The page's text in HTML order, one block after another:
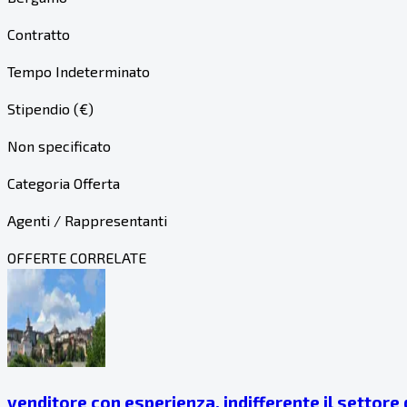
Contratto
Tempo Indeterminato
Stipendio (€)
Non specificato
Categoria Offerta
Agenti / Rappresentanti
OFFERTE CORRELATE
venditore con esperienza, indifferente il settore